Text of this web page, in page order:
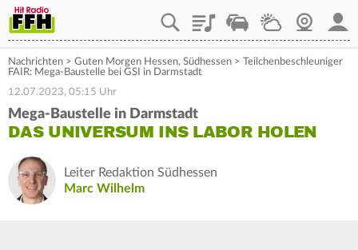
PlaylistStaupilotWetterWebcam
Nachrichten > Guten Morgen Hessen, Südhessen > Teilchenbeschleuniger
FAIR: Mega-Baustelle bei GSI in Darmstadt
12.07.2023, 05:15 Uhr
Mega-Baustelle in Darmstadt
DAS UNIVERSUM INS LABOR HOLEN
Leiter Redaktion Südhessen
Marc Wilhelm